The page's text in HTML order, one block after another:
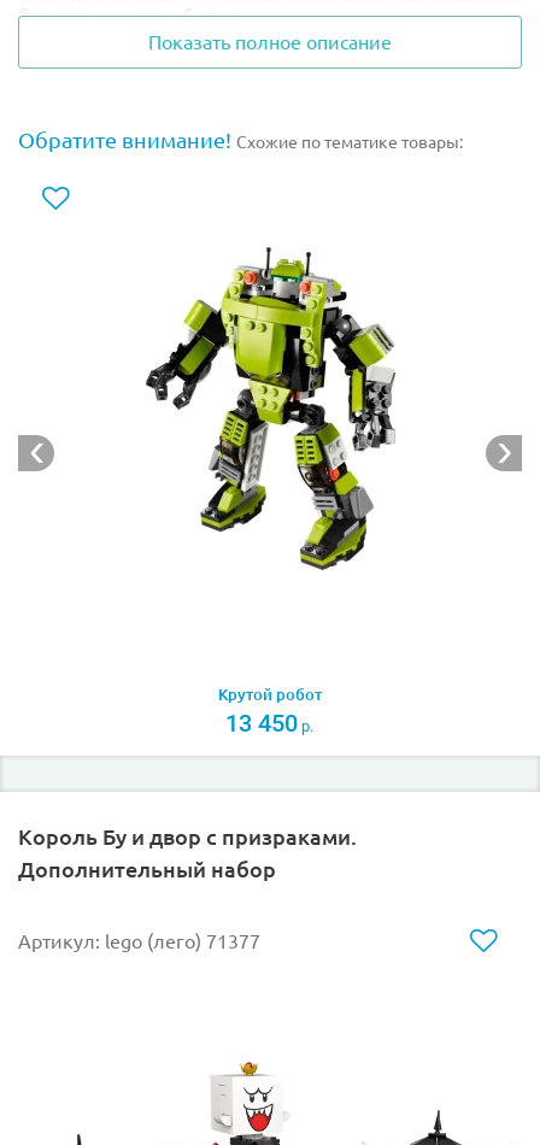
белым резным забором.
Дом имеет два входа: один парадный, выходящий на
парадного входа сделана с добавлением прозрачных
стёкол и выкрашена в яркий жёлтый цвет. Над
дверью есть козырёк, помогающий укрыться от
дождя, и светильник. Дверь, ведущая в сад,
выполнена во французском стиле и состоит из двух
раздвижных стеклянных частей.
На первом этаже расположена кухня-гостиная со
столом и стульями, а на втором – спальня. На крыше
видна труба от камина и мансардные окна с цветами.
Маленький коттедж прекрасно подойдёт для
загородного отдыха, но при желании его можно
переделать в дом скейтбордиста или мельницу.
Показать полное описание
Обратите внимание! Схожие по тематике товары:
Крутой робот
13 450 р.
Король Бу и двор с призраками.
Дополнительный набор
Артикул: lego (лего) 71377